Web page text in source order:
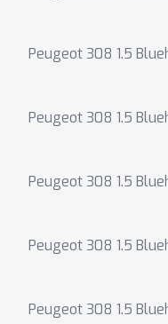
Peugeot 308 1.5
Peugeot 308 1.5
Peugeot 308 1.5
Peugeot 308 1.5
Peugeot 308 1.5